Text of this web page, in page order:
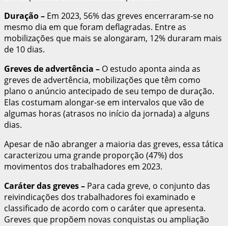
Duração– Em 2023, 56% das greves encerraram-se no
mesmo dia em que foram deflagradas. Entre as
mobilizações que mais se alongaram, 12% duraram mais
de 10 dias.
Greves de advertência – O estudo aponta ainda as
greves de advertência, mobilizações que têm como
plano o anúncio antecipado de seu tempo de duração.
Elas costumam alongar-se em intervalos que vão de
algumas horas (atrasos no início da jornada) a alguns
dias.
Apesar de não abranger a maioria das greves, essa tática
caracterizou uma grande proporção (47%) dos
movimentos dos trabalhadores em 2023.
Caráter das greves– Para cada greve, o conjunto das
reivindicações dos trabalhadores foi examinado e
classificado de acordo com o caráter que apresenta.
Greves que propõem novas conquistas ou ampliação